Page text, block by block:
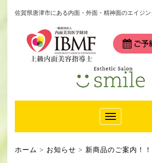
佐賀県唐津市にある内面・外面・精神面のエイジ
Toggle
Navigation
ホーム > お知らせ > 新商品のご案内！！